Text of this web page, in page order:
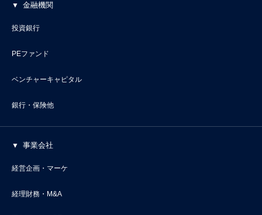
金融機関
投資銀行
PEファンド
ベンチャーキャピタル
銀行・保険他
事業会社
経営企画・マーケ
経理財務・M&A